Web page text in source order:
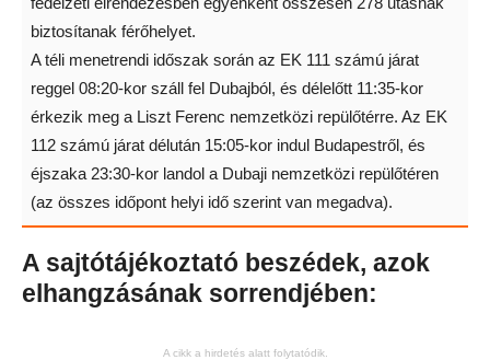
biztosítanak férőhelyet.
A téli menetrendi időszak során az EK 111 számú járat
reggel 08:20-kor száll fel Dubajból, és délelőtt 11:35-kor
érkezik meg a Liszt Ferenc nemzetközi repülőtérre. Az EK
112 számú járat délután 15:05-kor indul Budapestről, és
éjszaka 23:30-kor landol a Dubaji nemzetközi repülőtéren
(az összes időpont helyi idő szerint van megadva).
A sajtótájékoztató beszédek, azok
elhangzásának sorrendjében:
A cikk a hirdetés alatt folytatódik.